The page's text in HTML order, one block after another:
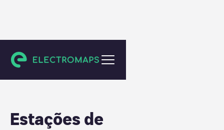
West-Vlaanderen
Estações de